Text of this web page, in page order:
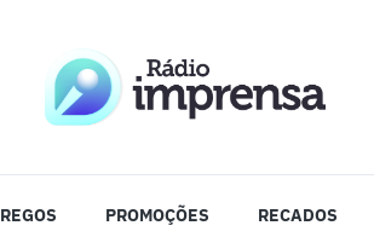
PROMOÇÕES RECADOS